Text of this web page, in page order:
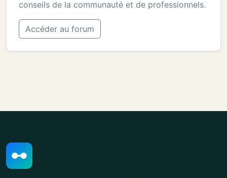
conseils de la communauté et de professionnels.
Accéder au forum